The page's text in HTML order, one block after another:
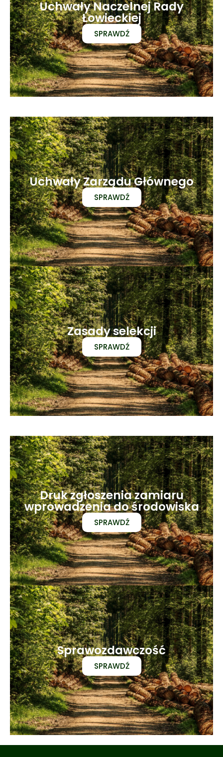
Uchwały Naczelnej Rady
Łowieckiej
SPRAWDŹ
Uchwały Zarządu Głównego
SPRAWDŹ
Zasady selekcji
SPRAWDŹ
Druk zgłoszenia zamiaru
wprowadzenia do środowiska
SPRAWDŹ
Sprawozdawczość
SPRAWDŹ